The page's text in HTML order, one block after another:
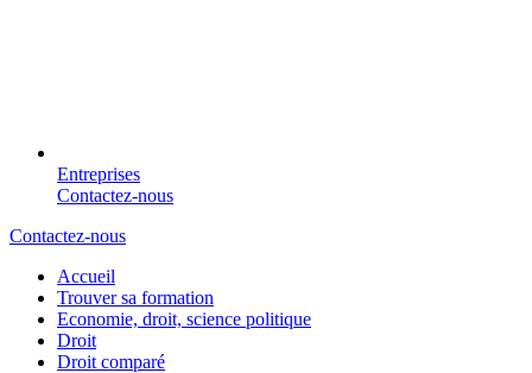
Entreprises
Contactez-nous
Contactez-nous
Accueil
Trouver sa formation
Economie, droit, science politique
Droit
Droit comparé